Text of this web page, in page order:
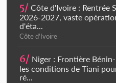
5/ Côte d'Ivoire : Rentrée
2026-2027, vaste
d'éta...
Côte d'Ivoire
6/ Niger : Frontière
les conditions de Tiani
ré...